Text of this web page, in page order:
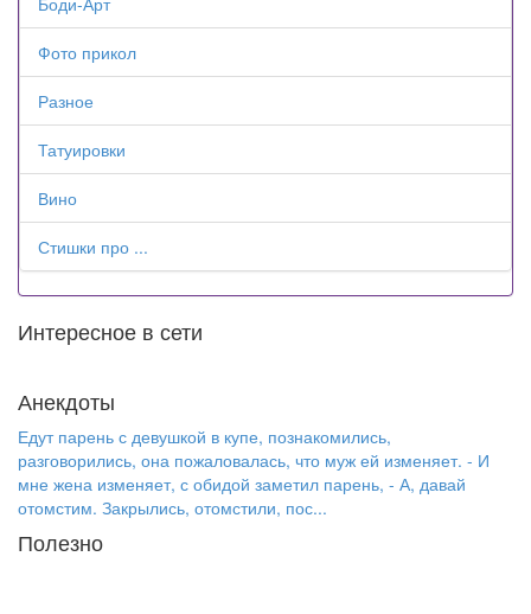
Фото прикол
Разное
Татуировки
Вино
Стишки про ...
Интересное в сети
Анекдоты
Едут парень с девушкой в купе, познакомились,
разговорились, она пожаловалась, что муж ей изменяет. - И
мне жена изменяет, с обидой заметил парень, - А, давай
отомстим. Закрылись, отомстили, пос...
Полезно